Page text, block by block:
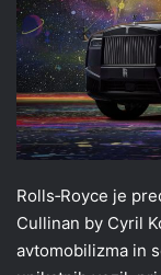
Rolls‑Royce je
Cullinan by Cyril
avtomobilizma in